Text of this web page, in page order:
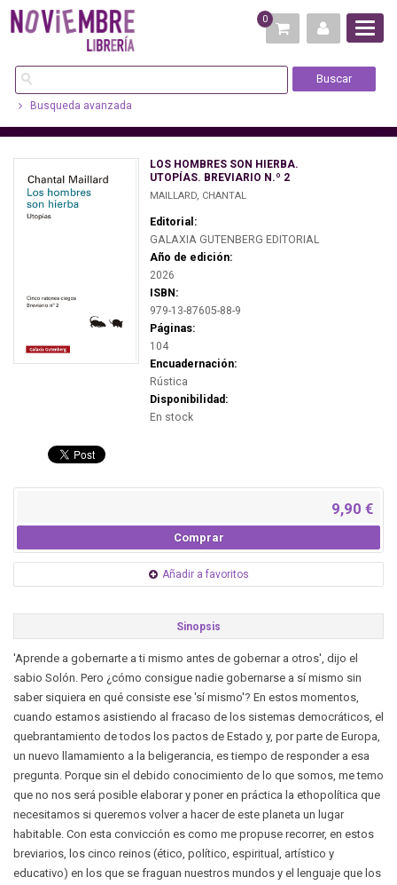
0
Busqueda avanzada
LOS HOMBRES SON HIERBA.
UTOPÍAS. BREVIARIO N.º 2
MAILLARD, CHANTAL
Editorial:
GALAXIA GUTENBERG EDITORIAL
Año de edición:
2026
ISBN:
979-13-87605-88-9
Páginas:
104
Encuadernación:
Rústica
Disponibilidad:
En stock
9,90 €
Comprar
Añadir a favoritos
Sinopsis
'Aprende a gobernarte a ti mismo antes de gobernar a otros', dijo el
sabio Solón. Pero ¿cómo consigue nadie gobernarse a sí mismo sin
saber siquiera en qué consiste ese 'sí mismo'? En estos momentos,
cuando estamos asistiendo al fracaso de los sistemas democráticos, el
quebrantamiento de todos los pactos de Estado y, por parte de Europa,
un nuevo llamamiento a la beligerancia, es tiempo de responder a esa
pregunta. Porque sin el debido conocimiento de lo que somos, me temo
que no nos será posible elaborar y poner en práctica la ethopolítica que
necesitamos si queremos volver a hacer de este planeta un lugar
habitable. Con esta convicción es como me propuse recorrer, en estos
breviarios, los cinco reinos (ético, político, espiritual, artístico y
educativo) en los que se fraguan nuestros mundos y el lenguaje que los